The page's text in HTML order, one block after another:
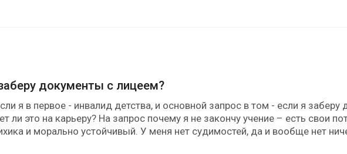
документы с лицеем?
я в первое - инвалид детства, и основной запрос в том - если я
ли это на карьеру? На запрос почему я не закончу учение – есть свои
и морально устойчивый. У меня нет судимостей, да и вообще нет